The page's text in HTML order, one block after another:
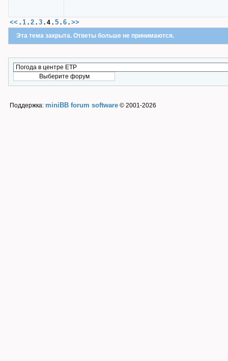
<< . 1 . 2 . 3 . 4 . 5 . 6 . >>
Эта тема закрыта. Ответы больше не принимаются.
Поддержка: miniBB forum software © 2001-2026